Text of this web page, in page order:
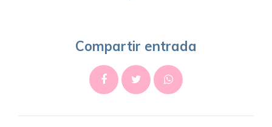
Compartir entrada